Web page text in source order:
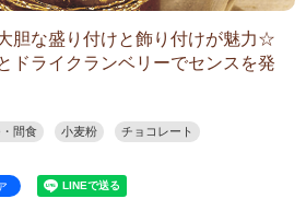
胆な盛り付けと飾り付けが魅力☆
ドライクランベリーでセンスを発
間食 小麦粉 チョコレート